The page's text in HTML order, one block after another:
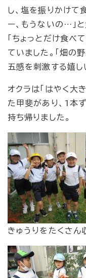
し、塩を振りかけて
ー、もうないの…」
「ちょっとだけ食べ
ていました。「畑の
五感を刺激する嬉し
オクラは「はやく大
た甲斐があり、1本
持ち帰りました。
きゅうりをたくさん